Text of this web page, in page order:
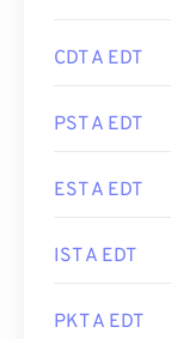
CDT A EDT
PST A EDT
EST A EDT
IST A EDT
PKT A EDT